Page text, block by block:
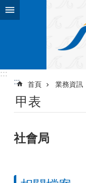
跳到主要內容區塊
:::
:::
首頁 業務資訊
甲表
社會局